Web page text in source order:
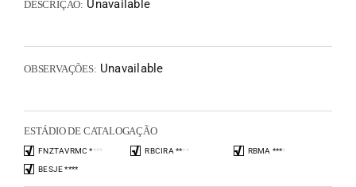
DESCRIÇÃO: Unavailable
OBSERVAÇÕES: Unavailable
ESTÁDIO DE CATALOGAÇÃO
FNZTAVRMC **** RBCIRA **** RBMA ****
BESJE ****